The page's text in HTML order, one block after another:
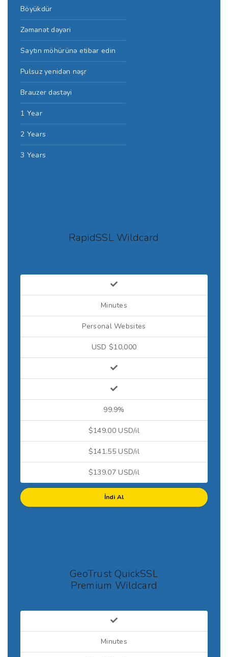
Böyükdür
Zəmanət dəyəri
Saytın möhürünə etibar edin
Pulsuz yenidən nəşr
Brauzer dəstəyi
1 Year
2 Years
3 Years
RapidSSL Wildcard
Minutes
Personal Websites
USD $10,000
99.9%
$149.00 USD/il
$141.55 USD/il
$139.07 USD/il
İndi Al
GeoTrust QuickSSL
Premium Wildcard
Minutes